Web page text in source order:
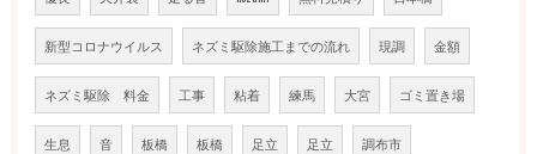
新型コロナウイルス ネズミ駆除施工までの流れ 現調 金額
ネズミ駆除 料金 工事 粘着 練馬 大宮 ゴミ置き場
生息 音 板橋 板橋 足立 足立 調布市